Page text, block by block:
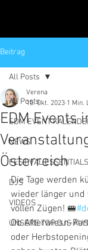
Beitrag
All Posts
EDM EVENT
NEWS
FESTIVAL ESSENTIALS
DJS
VIDEOS
UNSERE TOP DJS
All Posts
EDM Events
Österreich
Verena
10. Okt. 2023 1 Min.
Die Tage werden
wieder länger
vollen Zügen! 🚝
Ob Afterwiesn-
oder